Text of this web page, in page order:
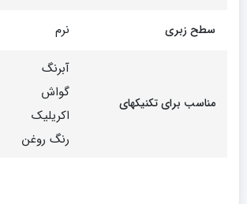
سطح زبری نرم
مناسب برای تکنیکهای
آبرنگ
گواش
اکریلیک
رنگ روغن